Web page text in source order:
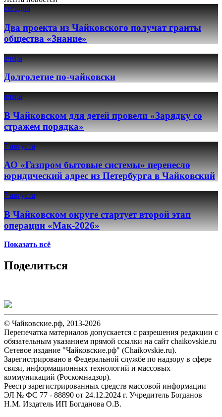
сегодня
Два проекта из Чайковского получат гранты
общества «Знание»
вчера
Долголетие по-чайковски
вчера
В Чайковском для детей провели «Зарядку со
стражем порядка»
7 августа
АО «Газпром бытовые системы» перенесло
юридический адрес из Петербурга в Чайковский
7 августа
В Чайковском округе стартует второй этап
операции «Мак-2026»
Показать всё
Поделиться
© Чайковские.рф, 2013-2026
Перепечатка материалов допускается с разрешения редакции с
обязательным указанием прямой ссылки на сайт chaikovskie.ru
Сетевое издание "Чайковские.рф" (Chaikovskie.ru).
Зарегистрировано в Федеральной службе по надзору в сфере
связи, информационных технологий и массовых
коммуникаций (Роскомнадзор).
Реестр зарегистрированных средств массовой информации
ЭЛ № ФС 77 - 88890 от 24.12.2024 г. Учредитель Богданов
Н.М. Издатель ИП Богданова О.В.